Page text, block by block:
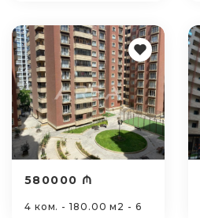
580000 ₼
4 ком. - 180.00 м2 - 6